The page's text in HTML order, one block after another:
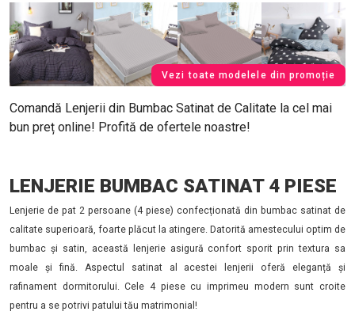
Vezi toate modelele din promoție
Comandă Lenjerii din Bumbac Satinat de Calitate la cel mai
bun preț online! Profită de ofertele noastre!
LENJERIE BUMBAC SATINAT 4 PIESE
Lenjerie de pat 2 persoane (4 piese) confecționată din bumbac satinat de
calitate superioară, foarte plăcut la atingere. Datorită amestecului optim de
bumbac și satin, această lenjerie asigură confort sporit prin textura sa
moale și fină. Aspectul satinat al acestei lenjerii oferă eleganță și
rafinament dormitorului. Cele 4 piese cu imprimeu modern sunt croite
pentru a se potrivi patului tău matrimonial!